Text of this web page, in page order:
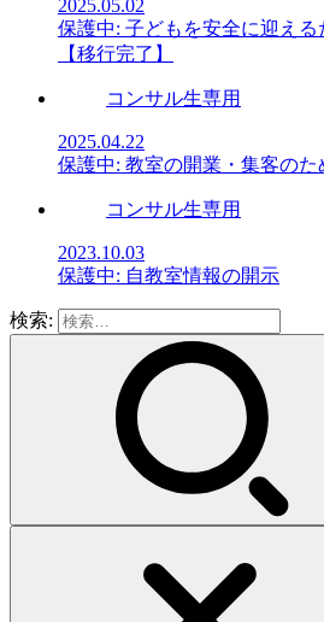
2025.05.02
保護中: 子どもを安全に迎える
【移行完了】
コンサル生専用
2025.04.22
保護中: 教室の開業・集客のた
コンサル生専用
2023.10.03
保護中: 自教室情報の開示
検索: